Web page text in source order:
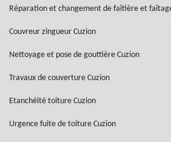
Réparation et changement de faîtière et
Couvreur zingueur Cuzion
Nettoyage et pose de gouttière Cuzion
Travaux de couverture Cuzion
Etanchéité toiture Cuzion
Urgence fuite de toiture Cuzion